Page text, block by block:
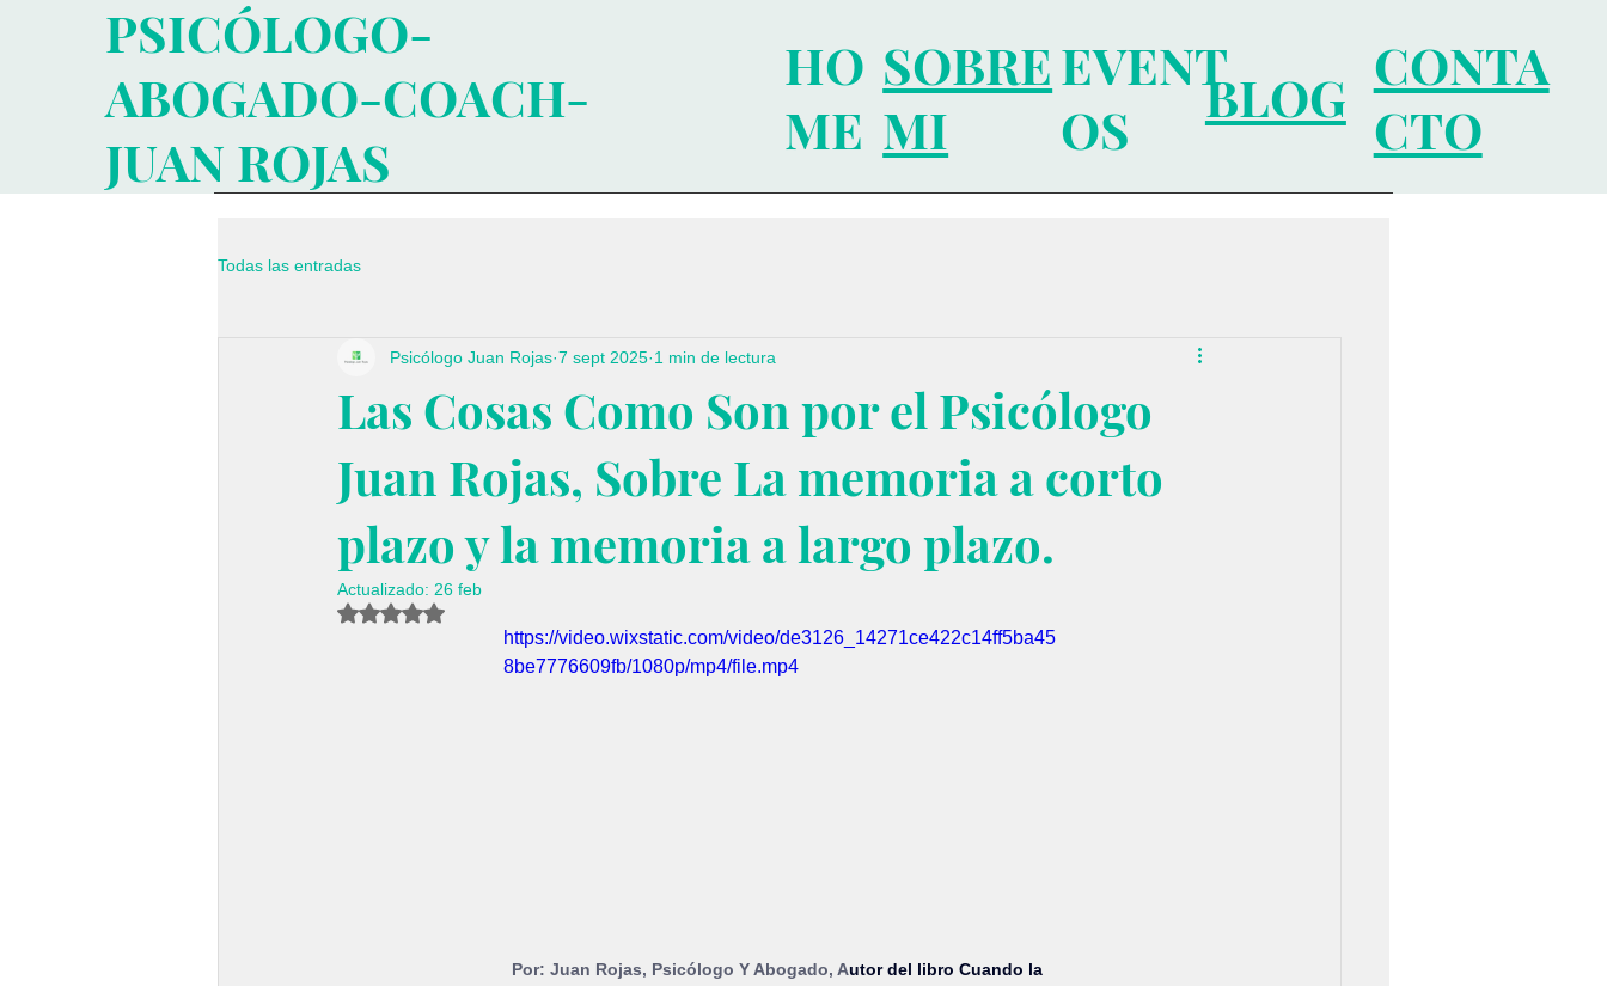
PSICÓLOGO-
ABOGADO-COACH-
JUAN ROJAS
SOBRE
MI
BLOG
HO
ME
EVENT
OS
CONTA
CTO
Todas las entradas
Las Cosas Como Son por el Psicólogo
Juan Rojas, Sobre La memoria a corto
plazo y la memoria a largo plazo.
Psicólogo Juan Rojas 7 sept 2025 1 min de lectura
Actualizado: 26 feb
Obtuvo NaN de 5 estrellas.
https://video.wixstatic.com/video/de3126_14271ce422c14ff5ba45
8be7776609fb/1080p/mp4/file.mp4
Por: Juan Rojas, Psicólogo Y Abogado, Autor del libro Cuando la